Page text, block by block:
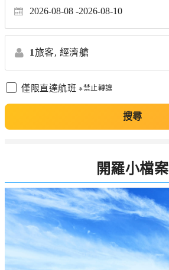
2026-08-08 2026-08-10
1旅客, 經濟艙
僅限直達航班 ※禁止轉讓
搜尋
開羅小檔案